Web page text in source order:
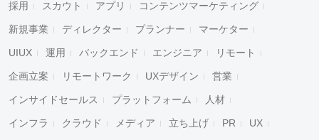
採用 スカウト アプリ コンテンツマーケティング
新規事業 ディレクター プランナー マーケター
UIUX 運用 バックエンド エンジニア リモート
企画立案 リモートワーク UXデザイン 営業
インサイドセールス プラットフォーム 人材
インフラ クラウド メディア 立ち上げ PR UX